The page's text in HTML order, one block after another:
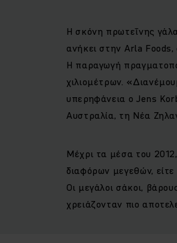
Η σκόνη πρωτεΐνης
ανήκει στην Arla
Η παραγωγή
χιλιομέτρων.
υπερηφάνεια ο Jens
Αυστραλία, τη Νέα
Μέχρι τα μέσα του
διαφόρων μεγεθών,
Οι μεγάλοι σάκοι,
χρειάζονταν πιο